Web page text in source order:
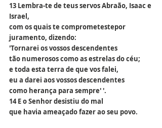
13 Lembra-te de teus servos Abraão, Isaac e
Israel,
com os quais te comprometestepor
juramento, dizendo:
'Tornarei os vossos descendentes
tão numerosos como as estrelas do céu;
e toda esta terra de que vos falei,
eu a darei aos vossos descendentes
como herança para sempre' '.
14 E o Senhor desistiu do mal
que havia ameaçado fazer ao seu povo.